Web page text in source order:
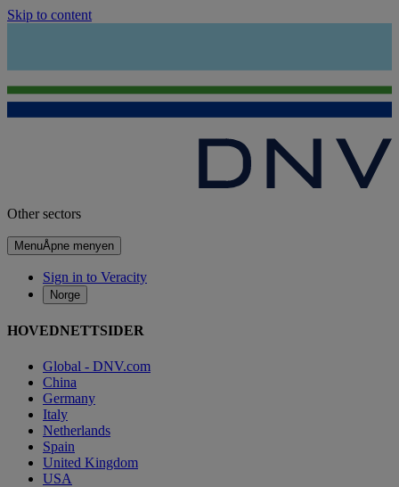
Skip to content
Other sectors
MenuÅpne menyen
Sign in to Veracity
Norge
HOVEDNETTSIDER
Global - DNV.com
China
Germany
Italy
Netherlands
Spain
United Kingdom
USA